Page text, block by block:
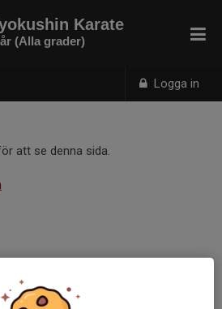
Logga in
Karate
(Alla grader)
att se denna sida.